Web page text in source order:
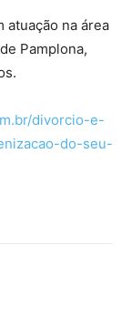
atuação na área
Pamplona,
divorcio-e-
do-seu-